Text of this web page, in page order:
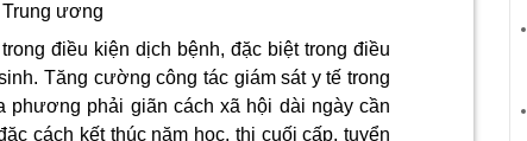
ương
điều kiện dịch bệnh, đặc biệt trong điều
Tăng cường công tác giám sát y tế trong
phải giãn cách xã hội dài ngày cần
cách kết thúc năm học, thi cuối cấp, tuyển